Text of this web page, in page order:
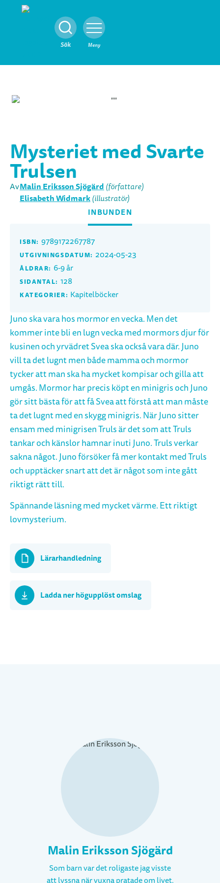
Sök
Stäng Meny
Mysteriet med Svarte
Trulsen
AvMalin Eriksson Sjögärd (författare)
Elisabeth Widmark(illustratör)
INBUNDEN
ISBN: 9789172267787
UTGIVNINGSDATUM: 2024-05-23
ÅLDRAR: 6-9 år
SIDANTAL: 128
KATEGORIER: Kapitelböcker
Juno ska vara hos mormor en vecka. Men det
kommer inte bli en lugn vecka med mormors djur för
kusinen och yrvädret Svea ska också vara där. Juno
vill ta det lugnt men både mamma och mormor
tycker att man ska ha mycket kompisar och gilla att
umgås. Mormor har precis köpt en minigris och Juno
gör sitt bästa för att få Svea att förstå att man måste
ta det lugnt med en skygg minigris. När Juno sitter
ensam med minigrisen Truls är det som att Truls
tankar och känslor hamnar inuti Juno. Truls verkar
sakna något. Juno försöker få mer kontakt med Truls
och upptäcker snart att det är något som inte gått
riktigt rätt till.
Spännande läsning med mycket värme. Ett riktigt
lovmysterium.
Lärarhandledning
Ladda ner högupplöst omslag
Malin Eriksson Sjögärd
Som barn var det roligaste jag visste
att lyssna när vuxna pratade om livet.